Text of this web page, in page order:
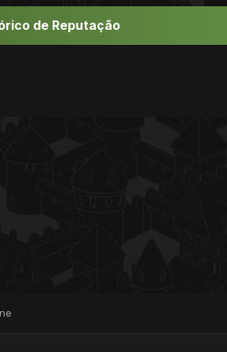
de Reputação